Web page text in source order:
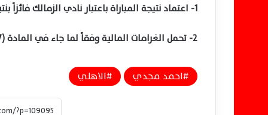
1- اعتماد نتيجة المباراة باعتبار نادي الزمالك فائزاً بنتيجة 3-0 وذلك وفقاً للمادة (4.17) من لائحة المسابقة.
2- تحمل الغرامات المالية وفقاً لما جاء في المادة (8.17) من لائحة المسابقة.
احمد مجدي الاهلي